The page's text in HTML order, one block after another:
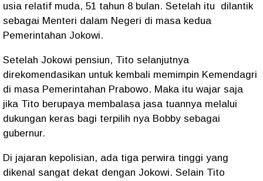
usia relatif muda, 51 tahun 8 bulan. Setelah itu dilantik
sebagai Menteri dalam Negeri di masa kedua
Pemerintahan Jokowi.
Setelah Jokowi pensiun, Tito selanjutnya
direkomendasikan untuk kembali memimpin Kemendagri
di masa Pemerintahan Prabowo. Maka itu wajar saja
jika Tito berupaya membalasa jasa tuannya melalui
dukungan keras bagi terpilih nya Bobby sebagai
gubernur.
Di jajaran kepolisian, ada tiga perwira tinggi yang
dikenal sangat dekat dengan Jokowi. Selain Tito